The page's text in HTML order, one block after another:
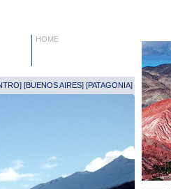
HOME
] [BUENOS AIRES] [PATAGONIA]